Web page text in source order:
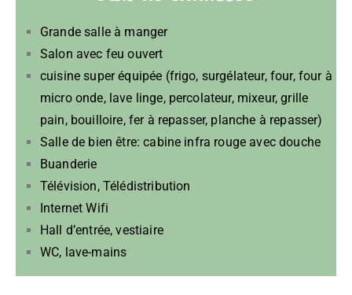
Grande salle à manger
Salon avec feu ouvert
cuisine super équipée (frigo, surgélateur, four, four à
micro onde, lave linge, percolateur, mixeur, grille
pain, bouilloire, fer à repasser, planche à repasser)
Salle de bien être: cabine infra rouge avec douche
Buanderie
Télévision, Télédistribution
Internet Wifi
Hall d’entrée, vestiaire
WC, lave-mains